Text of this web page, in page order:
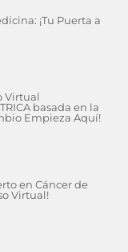
¡Tu Puerta a
Virtual
basada en la
Empieza Aquí!
en Cáncer de
Virtual!